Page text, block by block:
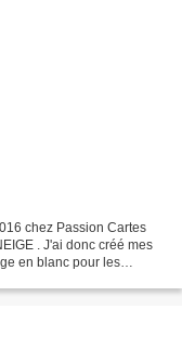
chez Passion Cartes
. J'ai donc créé mes
en blanc pour les